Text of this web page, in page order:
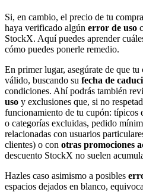
Si, en cambio, el precio de tu
haya verificado algún error de uso
StockX. Aquí puedes aprender
cómo puedes ponerle remedio.
En primer lugar, asegúrate de que
válido, buscando su fecha de
condiciones. Ahí podrás también
uso y exclusiones que, si no
funcionamiento de tu cupón: típicos
o categorías excluidas, pedido
relacionadas con usuarios
clientes) o con otras promociones
descuento StockX no suelen
Hazles caso asimismo a posibles
espacios dejados en blanco,